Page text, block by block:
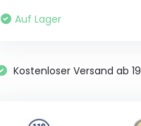
Auf Lager
Kostenloser Versand ab